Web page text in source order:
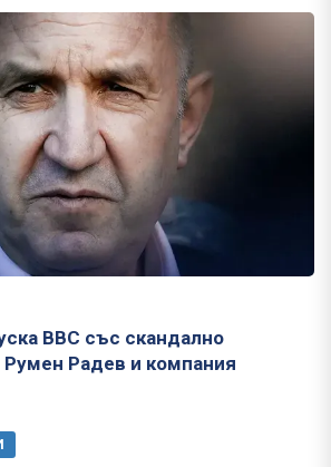
ВВС със скандално
Радев и компания